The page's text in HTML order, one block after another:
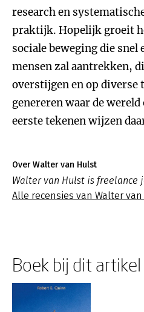
research en
praktijk. Hopelijk groeit
sociale beweging die snel
mensen zal aantrekken,
overstijgen en op diverse
genereren waar de
eerste tekenen wijzen
Over Walter van Hulst
Walter van Hulst is freelance
Alle recensies van Walter
Boek bij dit artikel